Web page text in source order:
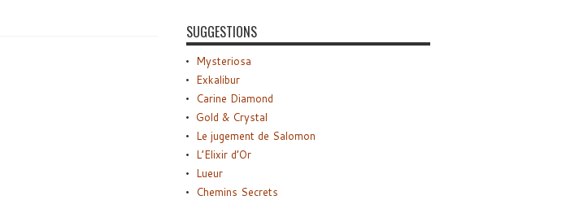
SUGGESTIONS
Mysteriosa
Exkalibur
Carine Diamond
Gold & Crystal
Le jugement de Salomon
L’Elixir d’Or
Lueur
Chemins Secrets